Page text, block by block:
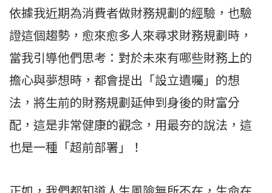
依據我近期為消費者做財務規劃的經驗，也驗
證這個趨勢，愈來愈多人來尋求財務規劃時，
當我引導他們思考：對於未來有哪些財務上的
擔心與夢想時，都會提出「設立遺囑」的想
法，將生前的財務規劃延伸到身後的財富分
配，這是非常健康的觀念，用最夯的說法，這
也是一種「超前部署」！